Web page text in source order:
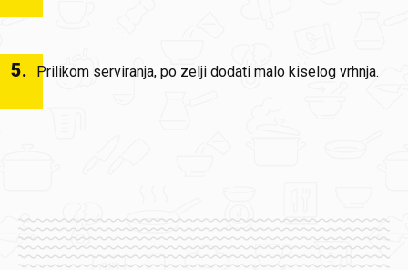
5. Prilikom serviranja, po zelji dodati malo kiselog vrhnja.